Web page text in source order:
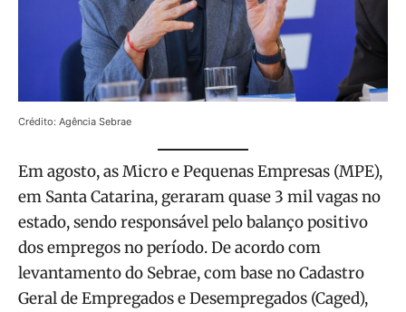
Crédito: Agência Sebrae
Em agosto, as Micro e Pequenas Empresas (MPE),
em Santa Catarina, geraram quase 3 mil vagas no
estado, sendo responsável pelo balanço positivo
dos empregos no período. De acordo com
levantamento do Sebrae, com base no Cadastro
Geral de Empregados e Desempregados (Caged),